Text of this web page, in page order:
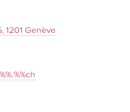
1201 Genève